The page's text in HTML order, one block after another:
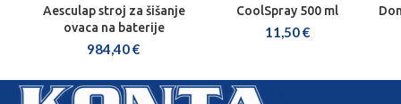
Aesculap stroj za šišanje
ovaca na baterije
984,40€
CoolSpray 500 ml
11,50€